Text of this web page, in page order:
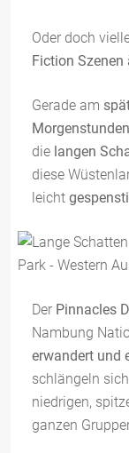
Oder doch
Fiction Szenen
Gerade am
Morgenstunden
die langen
diese
leicht
Der Pinnacles
Nambung
erwandert und
schlängeln
niedrigen,
ganzen